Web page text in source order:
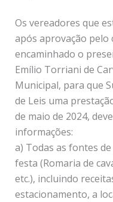
Os vereadores que
após aprovação pelo
encaminhado o
Emílio Torriani de
Municipal, para que
de Leis uma
de maio de 2024,
informações:
a) Todas as fontes
festa (Romaria de
etc.), incluindo
estacionamento, a